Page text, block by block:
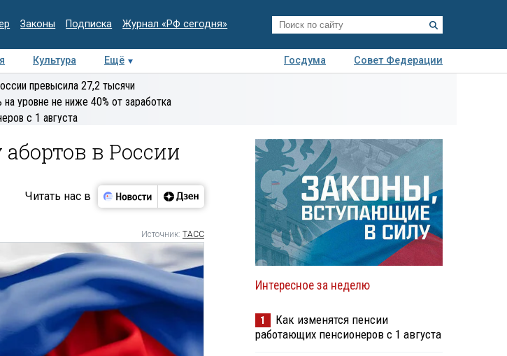
Законы Подписка Журнал «РФ сегодня»
Культура Ещё Госдума
Совет Федерации
Колумнисты
превысила 27,2 тысячи
уровне не ниже 40% от заработка
с 1 августа
в России
Читать нас в
Источник: ТАСС
Интересное за неделю
1
Как изменятся пенсии
работающих пенсионеров с 1 августа